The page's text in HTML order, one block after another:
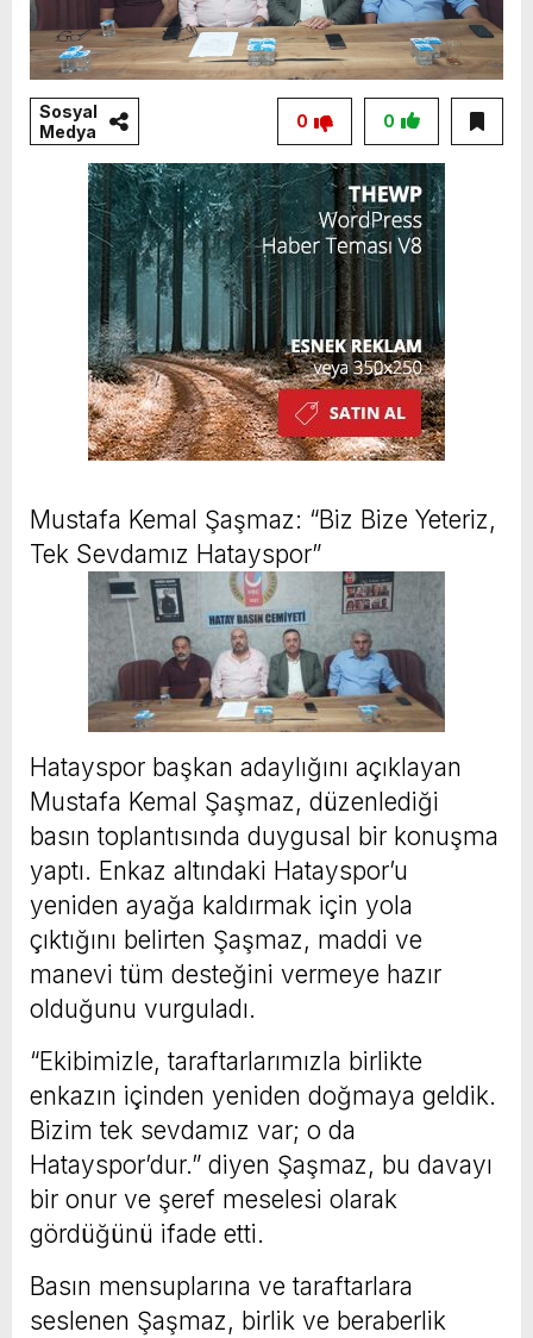
Sosyal
Medya
0
0
Mustafa Kemal Şaşmaz: “Biz Bize Yeteriz,
Tek Sevdamız Hatayspor”
Hatayspor başkan adaylığını açıklayan
Mustafa Kemal Şaşmaz, düzenlediği
basın toplantısında duygusal bir konuşma
yaptı. Enkaz altındaki Hatayspor’u
yeniden ayağa kaldırmak için yola
çıktığını belirten Şaşmaz, maddi ve
manevi tüm desteğini vermeye hazır
olduğunu vurguladı.
“Ekibimizle, taraftarlarımızla birlikte
enkazın içinden yeniden doğmaya geldik.
Bizim tek sevdamız var; o da
Hatayspor’dur.” diyen Şaşmaz, bu davayı
bir onur ve şeref meselesi olarak
gördüğünü ifade etti.
Basın mensuplarına ve taraftarlara
seslenen Şaşmaz, birlik ve beraberlik